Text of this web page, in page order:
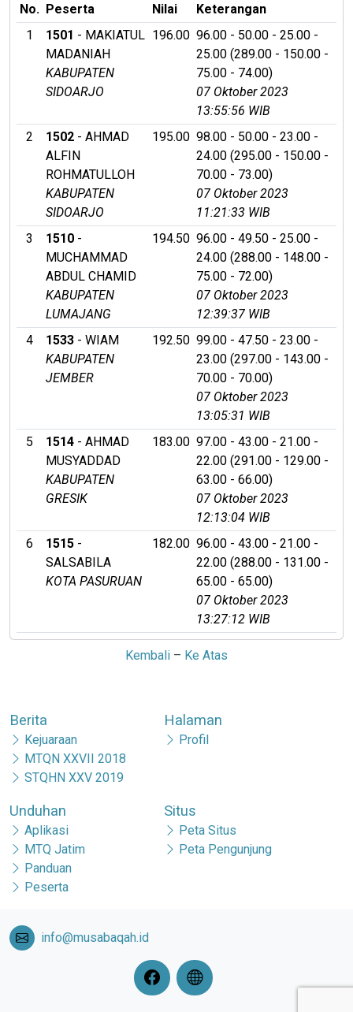
No. Peserta Nilai
Keterangan
1
1501 - MAKIATUL
MADANIAH
KABUPATEN
SIDOARJO
196.00 96.00 - 50.00 - 25.00 -
25.00 (289.00 - 150.00 -
75.00 - 74.00)
07 Oktober 2023
13:55:56 WIB
2
1502 - AHMAD
ALFIN
ROHMATULLOH
KABUPATEN
SIDOARJO
195.00 98.00 - 50.00 - 23.00 -
24.00 (295.00 - 150.00 -
70.00 - 73.00)
07 Oktober 2023
11:21:33 WIB
3
1510 -
MUCHAMMAD
ABDUL CHAMID
KABUPATEN
LUMAJANG
194.50 96.00 - 49.50 - 25.00 -
24.00 (288.00 - 148.00 -
75.00 - 72.00)
07 Oktober 2023
12:39:37 WIB
4
1533 - WIAM
KABUPATEN
JEMBER
192.50 99.00 - 47.50 - 23.00 -
23.00 (297.00 - 143.00 -
70.00 - 70.00)
07 Oktober 2023
13:05:31 WIB
5
1514 - AHMAD
MUSYADDAD
KABUPATEN
GRESIK
183.00 97.00 - 43.00 - 21.00 -
22.00 (291.00 - 129.00 -
63.00 - 66.00)
07 Oktober 2023
12:13:04 WIB
6
1515 -
SALSABILA
KOTA PASURUAN
182.00 96.00 - 43.00 - 21.00 -
22.00 (288.00 - 131.00 -
65.00 - 65.00)
07 Oktober 2023
13:27:12 WIB
Kembali – Ke Atas
Berita
Kejuaraan
MTQN XXVII 2018
STQHN XXV 2019
Halaman
Profil
Unduhan
Aplikasi
MTQ Jatim
Panduan
Peserta
Situs
Peta Situs
Peta Pengunjung
info@musabaqah.id